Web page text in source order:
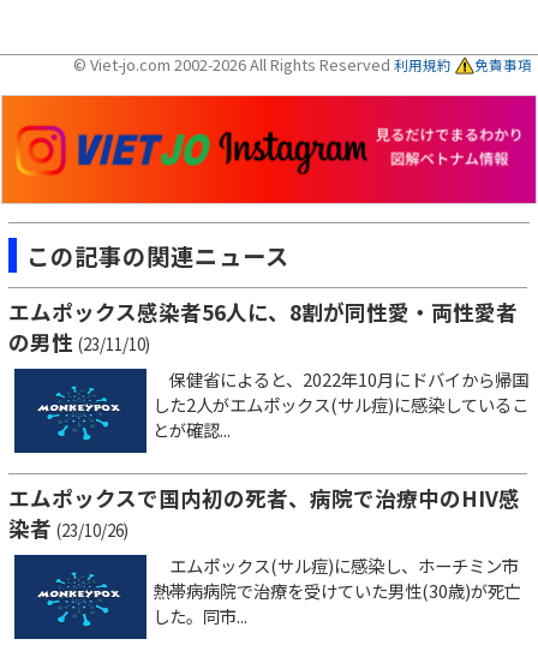
© Viet-jo.com 2002-2026 All Rights Reserved 利用規約 免責事項
この記事の関連ニュース
エムポックス感染者56人に、8割が同性愛・両性愛者
の男性 (23/11/10)
保健省によると、2022年10月にドバイから帰国
した2人がエムポックス(サル痘)に感染しているこ
とが確認...
エムポックスで国内初の死者、病院で治療中のHIV感
染者 (23/10/26)
エムポックス(サル痘)に感染し、ホーチミン市
熱帯病病院で治療を受けていた男性(30歳)が死亡
した。同市...